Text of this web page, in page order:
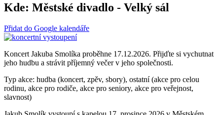
Kde: Městské divadlo - Velký sál
Přidat do Google kalendáře
Koncert Jakuba Smolíka proběhne 17.12.2026. Přijďte si vychutnat
jeho hudbu a strávit příjemný večer v jeho společnosti.
Typ akce: hudba (koncert, zpěv, sbory), ostatní (akce pro celou
rodinu, akce pro rodiče, akce pro seniory, akce pro veřejnost,
slavnost)